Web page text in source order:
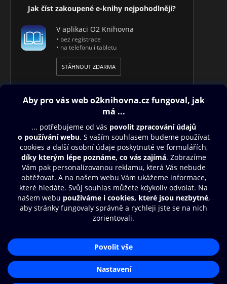
Jak číst zakoupené e-knihy nejpohodlněji?
V aplikaci O2 Knihovna
• bez registrace
• na telefonu i tabletu
STÁHNOUT ZDARMA
Obsah ke stažení
Moje O2 Knihovna
Další zábava
© O2 Czech Republic a.s.
Přístupnost
Zásady zpracování osobních údajůAplikace O2 Knihovna
Čti a poslouchej své e-knihy a
audioknihy rychleji a pohodlněji.